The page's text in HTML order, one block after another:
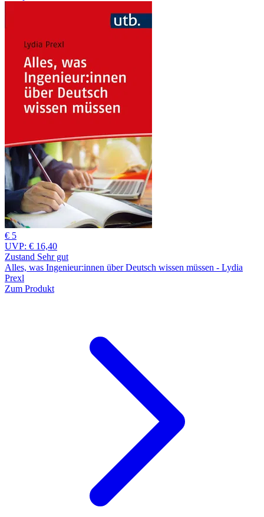
€ 5
UVP: € 16,40
Zustand Sehr gut
Alles, was Ingenieur:innen über Deutsch wissen müssen - Lydia
Prexl
Zum Produkt